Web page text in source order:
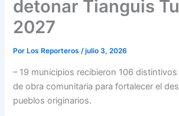
detonar Tianguis
2027
Por Los Reporteros/julio 3, 2026
– 19 municipios recibieron 106
de obra comunitaria para fortalecer el
pueblos originarios.